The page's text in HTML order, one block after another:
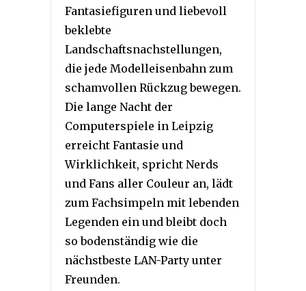
Fantasiefiguren und liebevoll
beklebte
Landschaftsnachstellungen,
die jede Modelleisenbahn zum
schamvollen Rückzug bewegen.
Die lange Nacht der
Computerspiele in Leipzig
erreicht Fantasie und
Wirklichkeit, spricht Nerds
und Fans aller Couleur an, lädt
zum Fachsimpeln mit lebenden
Legenden ein und bleibt doch
so bodenständig wie die
nächstbeste LAN-Party unter
Freunden.